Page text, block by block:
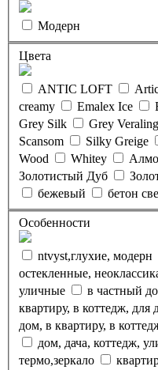
Модерн
Цвета
ANTIC LOFT
creamy
Emalex Ice
Grey Silk
Grey
Scansom
Silky Greige
Wood
Whitey
Золотистый Дуб
бежевый
бетон
Особенности
ntvyst,глухие, модерн
остекленные,
уличные
в частный
квартиру, в коттедж, для
дом, в квартиру, в
дом, дача, коттедж,
термо,зеркало